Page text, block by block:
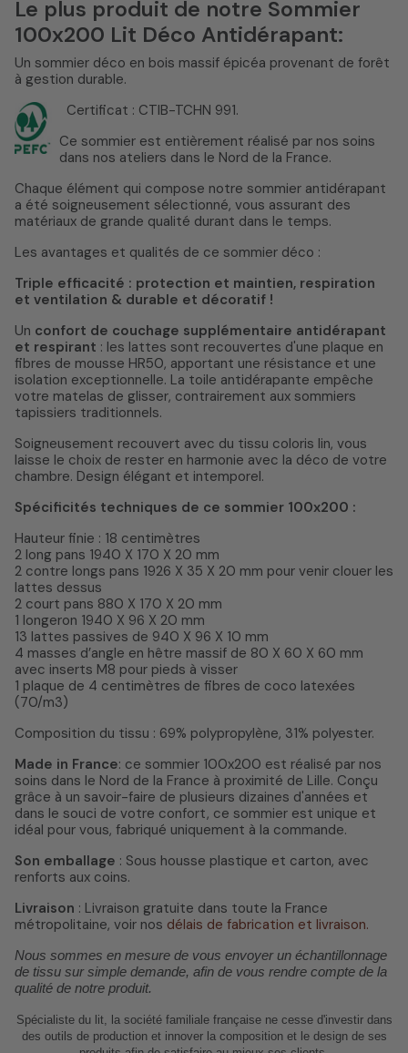
Le plus produit de notre Sommier
100x200 Lit Déco Antidérapant:
Un sommier déco en bois massif épicéa provenant de forêt
à gestion durable.
Certificat : CTIB-TCHN 991.
Ce sommier est entièrement réalisé par nos soins
dans nos ateliers dans le Nord de la France.
Chaque élément qui compose notre sommier antidérapant
a été soigneusement sélectionné, vous assurant des
matériaux de grande qualité durant dans le temps.
Les avantages et qualités de ce sommier déco :
Triple efficacité : protection et maintien, respiration
et ventilation & durable et décoratif !
Un confort de couchage supplémentaire antidérapant
et respirant : les lattes sont recouvertes d'une plaque en
fibres de mousse HR50, apportant une résistance et une
isolation exceptionnelle. La toile antidérapante empêche
votre matelas de glisser, contrairement aux sommiers
tapissiers traditionnels.
Soigneusement recouvert avec du tissu coloris lin, vous
laisse le choix de rester en harmonie avec la déco de votre
chambre. Design élégant et intemporel.
Spécificités techniques de ce sommier 100x200 :
Hauteur finie : 18 centimètres
2 long pans 1940 X 170 X 20 mm
2 contre longs pans 1926 X 35 X 20 mm pour venir clouer les
lattes dessus
2 court pans 880 X 170 X 20 mm
1 longeron 1940 X 96 X 20 mm
13 lattes passives de 940 X 96 X 10 mm
4 masses d’angle en hêtre massif de 80 X 60 X 60 mm
avec inserts M8 pour pieds à visser
1 plaque de 4 centimètres de fibres de coco latexées
(70/m3)
Composition du tissu : 69% polypropylène, 31% polyester.
Made in France: ce sommier 100x200 est réalisé par nos
soins dans le Nord de la France à proximité de Lille. Conçu
grâce à un savoir-faire de plusieurs dizaines d'années et
dans le souci de votre confort, ce sommier est unique et
idéal pour vous, fabriqué uniquement à la commande.
Son emballage : Sous housse plastique et carton, avec
renforts aux coins.
Livraison : Livraison gratuite dans toute la France
métropolitaine, voir nos délais de fabrication et livraison.
Nous sommes en mesure de vous envoyer un échantillonnage
de tissu sur simple demande, afin de vous rendre compte de la
qualité de notre produit.
Spécialiste du lit, la société familiale française ne cesse d'investir dans
des outils de production et innoverla composition et le design de ses